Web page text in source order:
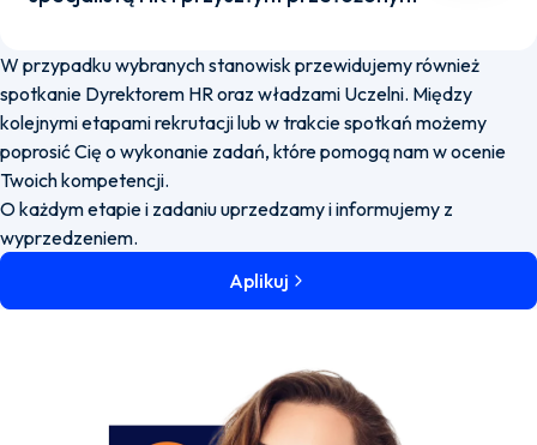
W przypadku wybranych stanowisk przewidujemy również
spotkanie Dyrektorem HR oraz władzami Uczelni. Między
kolejnymi etapami rekrutacji lub w trakcie spotkań możemy
poprosić Cię o wykonanie zadań, które pomogą nam w ocenie
Twoich kompetencji.
O każdym etapie i zadaniu uprzedzamy i informujemy z
wyprzedzeniem.
Aplikuj